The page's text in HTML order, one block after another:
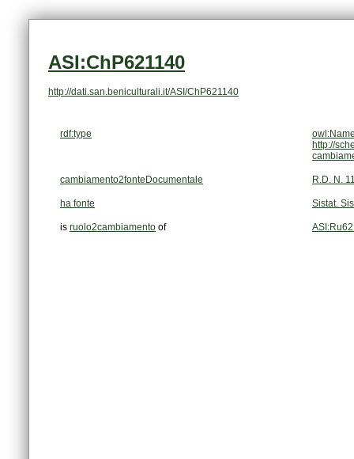
ASI:ChP621140
http://dati.san.beniculturali.it/ASI/ChP621140
rdf:type
http://
cambiamento2fonteDocumentale R.D. N.
ha fonte Sistat.
is ruolo2cambiamento of